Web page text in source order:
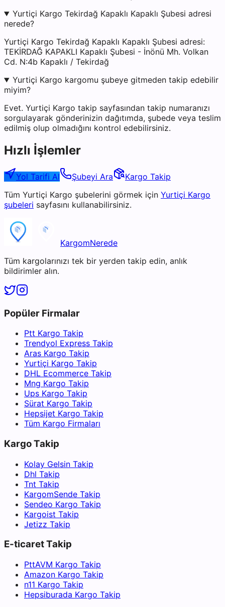
Yurtiçi Kargo Tekirdağ Kapaklı Kapaklı Şubesi adresi
nerede?
Yurtiçi Kargo Tekirdağ Kapaklı Kapaklı Şubesi adresi:
TEKİRDAĞ KAPAKLI Kapaklı Şubesi - İnönü Mh. Volkan
Cd. N:4b Kapaklı / Tekirdağ
Yurtiçi Kargo kargomu şubeye gitmeden takip edebilir
miyim?
Evet. Yurtiçi Kargo takip sayfasından takip numaranızı
sorgulayarak gönderinizin dağıtımda, şubede veya teslim
edilmiş olup olmadığını kontrol edebilirsiniz.
Hızlı İşlemler
Yol Tarifi Al Şubeyi Ara
Kargo Takip
Tüm Yurtiçi Kargo şubelerini görmek için Yurtiçi Kargo
şubeleri sayfasını kullanabilirsiniz.
KargomNerede
Tüm kargolarınızı tek bir yerden takip edin, anlık
bildirimler alın.
Popüler Firmalar
Ptt Kargo Takip
Trendyol Express Takip
Aras Kargo Takip
Yurtiçi Kargo Takip
DHL Ecommerce Takip
Mng Kargo Takip
Ups Kargo Takip
Sürat Kargo Takip
Hepsijet Kargo Takip
Tüm Kargo Firmaları
Kargo Takip
Kolay Gelsin Takip
Dhl Takip
Tnt Takip
KargomSende Takip
Sendeo Kargo Takip
Kargoist Takip
Jetizz Takip
E-ticaret Takip
PttAVM Kargo Takip
Amazon Kargo Takip
n11 Kargo Takip
Hepsiburada Kargo Takip